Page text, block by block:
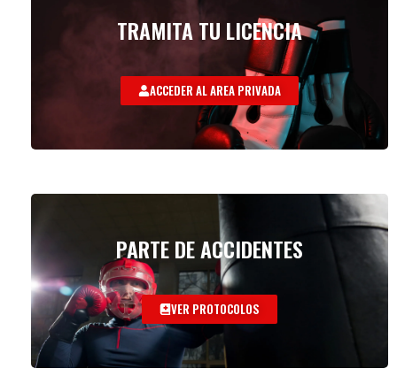
TRAMITA TU LICENCIA
ACCEDER AL AREA PRIVADA
PARTE DE ACCIDENTES
VER PROTOCOLOS